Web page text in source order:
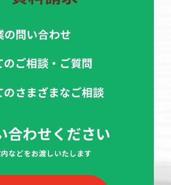
の問い合わせ
ご相談・ご質問
のさまざまなご相談
合わせください
などをお渡しいたします